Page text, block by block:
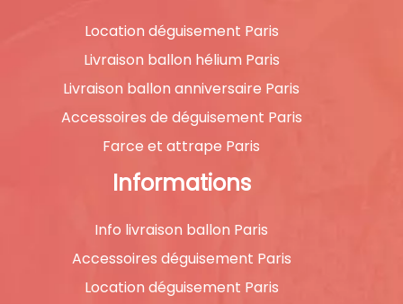
Location déguisement Paris
Livraison ballon hélium Paris
Livraison ballon anniversaire Paris
Accessoires de déguisement Paris
Farce et attrape Paris
Informations
Info livraison ballon Paris
Accessoires déguisement Paris
Location déguisement Paris